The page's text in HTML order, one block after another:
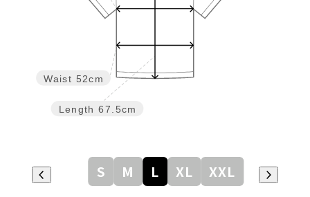
Length 67.5cm
Waist 52cm
S M L XL XXL